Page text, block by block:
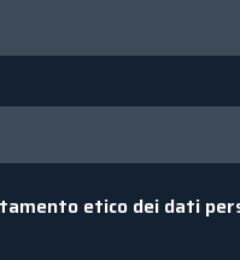
etico dei dati